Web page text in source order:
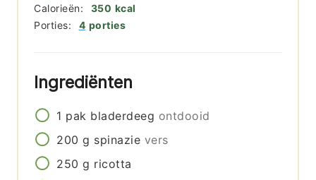
Porties: 4 porties
Calorieën: 350 kcal
Ingrediënten
1 pak bladerdeeg ontdooid
200 g spinazie vers
250 g ricotta